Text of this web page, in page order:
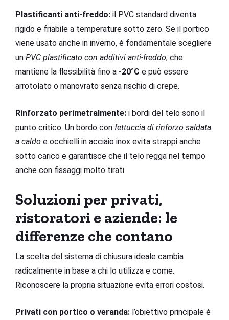
Plastificanti anti-freddo: il PVC standard diventa
rigido e friabile a temperature sotto zero. Se il portico
viene usato anche in inverno, è fondamentale scegliere
un PVC plastificato con additivi anti-freddo, che
mantiene la flessibilità fino a -20°C e può essere
arrotolato o manovrato senza rischio di crepe.
Rinforzato perimetralmente: i bordi del telo sono il
punto critico. Un bordo con fettuccia di rinforzo saldata
a caldo e occhielli in acciaio inox evita strappi anche
sotto carico e garantisce che il telo regga nel tempo
anche con fissaggi molto tirati.
Soluzioni per privati,
ristoratori e aziende: le
differenze che contano
La scelta del sistema di chiusura ideale cambia
radicalmente in base a chi lo utilizza e come.
Riconoscere la propria situazione evita errori costosi.
Privati con portico o veranda: l’obiettivo principale è